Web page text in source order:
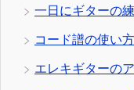
一日にギターの
コード譜の使い
エレキギターの